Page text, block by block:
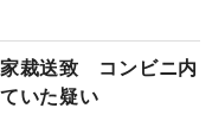
裁送致 コンビニ内
ていた疑い